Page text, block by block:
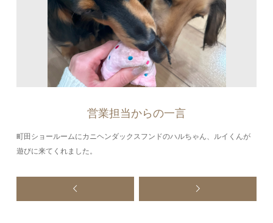
営業担当からの一言
町田ショールームにカニヘンダックスフンドのハルちゃん、ルイくんが
遊びに来てくれました。